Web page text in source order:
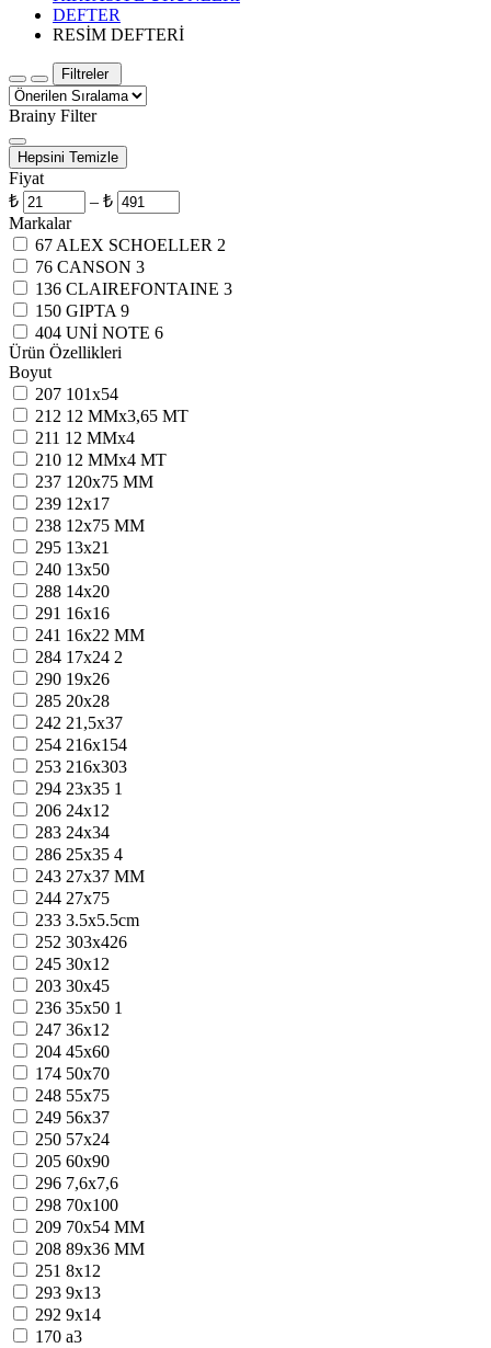
DEFTER
RESİM DEFTERİ
Filtreler
Brainy Filter
Hepsini Temizle
Fiyat
₺
– ₺
Markalar
67 ALEX SCHOELLER 2
76 CANSON 3
136 CLAIREFONTAINE 3
150 GIPTA 9
404 UNİ NOTE 6
Ürün Özellikleri
Boyut
207 101x54
212 12 MMx3,65 MT
211 12 MMx4
210 12 MMx4 MT
237 120x75 MM
239 12x17
238 12x75 MM
295 13x21
240 13x50
288 14x20
291 16x16
241 16x22 MM
284 17x24 2
290 19x26
285 20x28
242 21,5x37
254 216x154
253 216x303
294 23x35 1
206 24x12
283 24x34
286 25x35 4
243 27x37 MM
244 27x75
233 3.5x5.5cm
252 303x426
245 30x12
203 30x45
236 35x50 1
247 36x12
204 45x60
174 50x70
248 55x75
249 56x37
250 57x24
205 60x90
296 7,6x7,6
298 70x100
209 70x54 MM
208 89x36 MM
251 8x12
293 9x13
292 9x14
170 a3